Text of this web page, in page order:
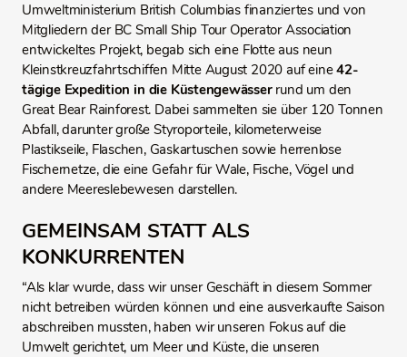
Umweltministerium British Columbias finanziertes und von
Mitgliedern der BC Small Ship Tour Operator Association
entwickeltes Projekt, begab sich eine Flotte aus neun
Kleinstkreuzfahrtschiffen Mitte August 2020 auf eine42-
tägige Expedition in die Küstengewässerrund um den
Great Bear Rainforest. Dabei sammelten sie über 120 Tonnen
Abfall, darunter große Styroporteile, kilometerweise
Plastikseile, Flaschen, Gaskartuschen sowie herrenlose
Fischernetze, die eine Gefahr für Wale, Fische, Vögel und
andere Meereslebewesen darstellen.
GEMEINSAM STATT ALS
KONKURRENTEN
“Als klar wurde, dass wir unser Geschäft in diesem Sommer
nicht betreiben würden können und eine ausverkaufte Saison
abschreiben mussten, haben wir unseren Fokus auf die
Umwelt gerichtet, um Meer und Küste, die unseren